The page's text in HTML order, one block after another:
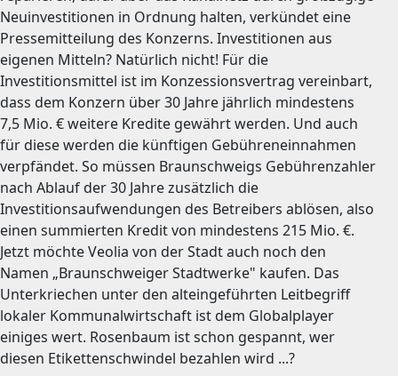
Neuinvestitionen in Ordnung halten, verkündet eine
Pressemitteilung des Konzerns. Investitionen aus
eigenen Mitteln? Natürlich nicht! Für die
Investitionsmittel ist im Konzessionsvertrag vereinbart,
dass dem Konzern über 30 Jahre jährlich mindestens
7,5 Mio. € weitere Kredite gewährt werden. Und auch
für diese werden die künftigen Gebühreneinnahmen
verpfändet. So müssen Braunschweigs Gebührenzahler
nach Ablauf der 30 Jahre zusätzlich die
Investitionsaufwendungen des Betreibers ablösen, also
einen summierten Kredit von mindestens 215 Mio. €.
Jetzt möchte Veolia von der Stadt auch noch den
Namen „Braunschweiger Stadtwerke" kaufen. Das
Unterkriechen unter den alteingeführten Leitbegriff
lokaler Kommunalwirtschaft ist dem Globalplayer
einiges wert. Rosenbaum ist schon gespannt, wer
diesen Etikettenschwindel bezahlen wird ...?